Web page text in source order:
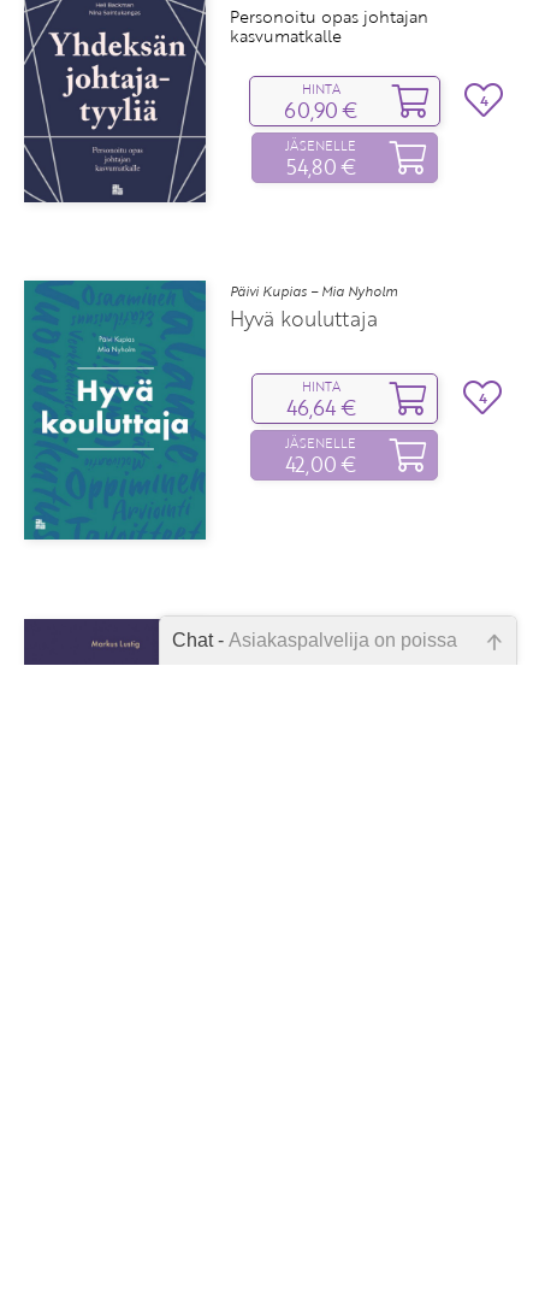
Personoitu opas johtajan
kasvumatkalle
HINTA
60,90 €
JÄSENELLE
54,80 €
4
Päivi Kupias – Mia Nyholm
Hyvä kouluttaja
HINTA
46,64 €
JÄSENELLE
42,00 €
4
Markus Lustig
Häirinnän selvittäjän käsikirja
Chat -Asiakaspalvelija on poissa